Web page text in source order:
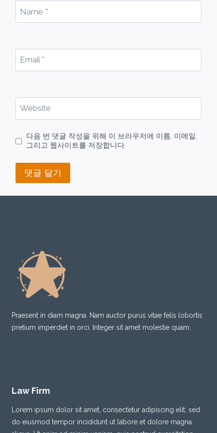
Name *
Email *
Website
다음 번 댓글 작성을 위해 이 브라우저에 이름, 이메일,
그리고 웹사이트를 저장합니다.
Praesent in diam magna. Nam auctor purus vitae felis lobortis
pretium imperdiet in orci. Integer sit amet molestie quam.
Law Firm
Lorem ipsum dolor sit amet, consectetur adipiscing elit, sed
do eiusmod tempor incididunt ut labore et dolore magna